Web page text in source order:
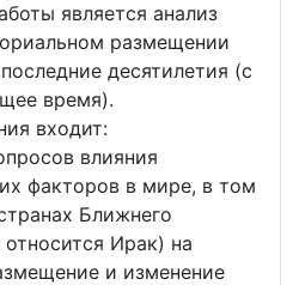
является анализ
размещении
десятилетия (с
время).
входит:
влияния
факторов в мире, в том
Ближнего
Ирак) на
и изменение